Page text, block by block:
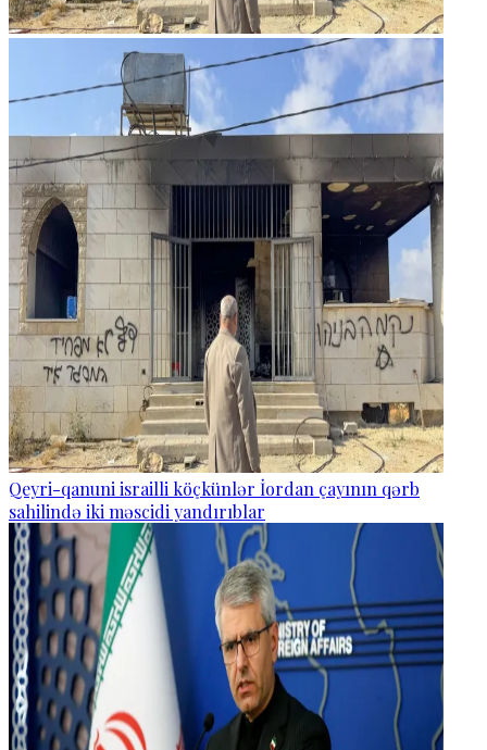
Qeyri-qanuni israilli köçkünlər İordan çayının qərb
sahilində iki məscidi yandırıblar